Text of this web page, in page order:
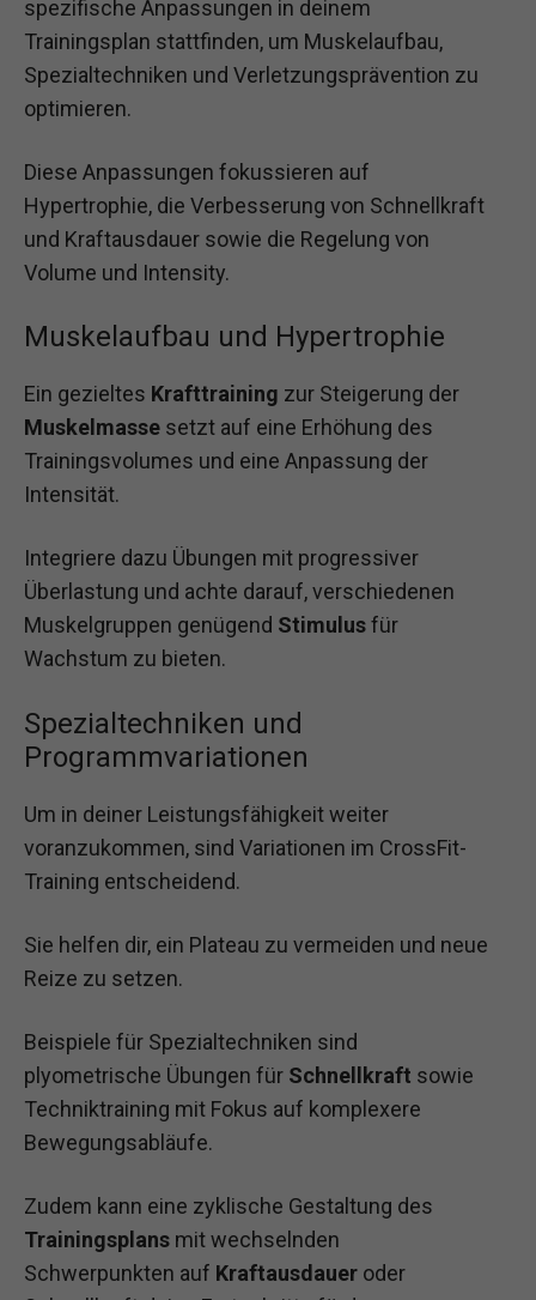
spezifische Anpassungen in deinem
Trainingsplan stattfinden, um Muskelaufbau,
Spezialtechniken und Verletzungsprävention zu
optimieren.
Diese Anpassungen fokussieren auf
Hypertrophie, die Verbesserung von Schnellkraft
und Kraftausdauer sowie die Regelung von
Volume und Intensity.
Muskelaufbau und Hypertrophie
Ein gezieltes Krafttraining zur Steigerung der
Muskelmasse setzt auf eine Erhöhung des
Trainingsvolumes und eine Anpassung der
Intensität.
Integriere dazu Übungen mit progressiver
Überlastung und achte darauf, verschiedenen
Muskelgruppen genügend Stimulusfür
Wachstum zu bieten.
Spezialtechniken und
Programmvariationen
Um in deiner Leistungsfähigkeit weiter
voranzukommen, sind Variationen im CrossFit-
Training entscheidend.
Sie helfen dir, ein Plateau zu vermeiden und neue
Reize zu setzen.
Beispiele für Spezialtechniken sind
plyometrische Übungen für Schnellkraft sowie
Techniktraining mit Fokus auf komplexere
Bewegungsabläufe.
Zudem kann eine zyklische Gestaltung des
Trainingsplans mit wechselnden
Schwerpunkten auf Kraftausdauer oder